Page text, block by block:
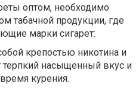
оптом, необходимо
табачной продукции, где
марки сигарет:
крепостью никотина и
насыщенный вкус и
курения.